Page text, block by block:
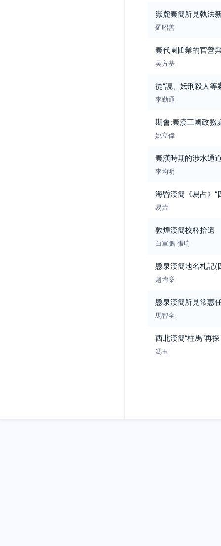
嶽麓秦簡所見執法
羅昭善
秦代園圃業的官營
吴方基
從“譊、妘刑殺人等
李勤通
期會:秦漢三國政務
姚立偉
秦漢時期的涉水通
李均明
海昏漢簡《易占》“
易蕭
敦煌漢簡校釋拾遺
白軍鵬 張瑞
懸泉漢簡地名札記(
趙堉燊
懸泉漢簡所見常惠
馬智全
西北漢簡“柱馬”再探
馮玉